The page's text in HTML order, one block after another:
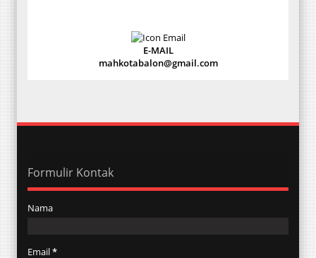
E-MAIL
mahkotabalon@gmail.com
Formulir Kontak
Nama
Email*